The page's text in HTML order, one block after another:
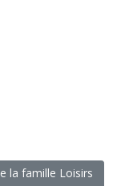
la famille Loisirs